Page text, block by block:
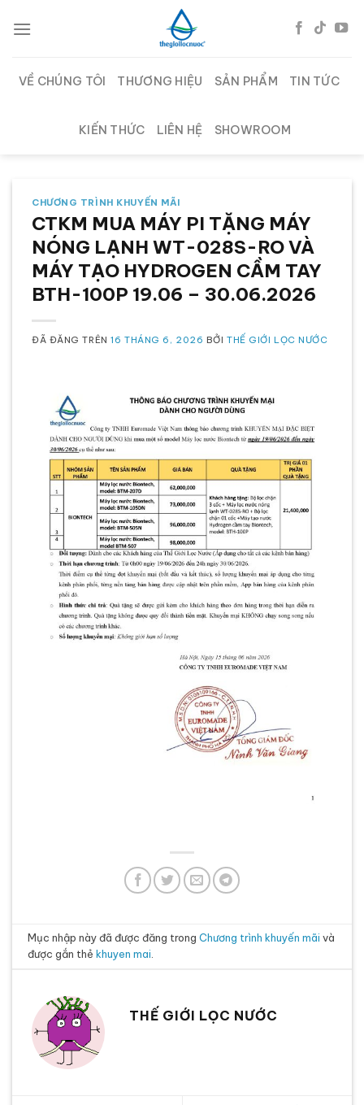
đến
dung
VỀ CHÚNG TÔI THƯƠNG HIỆU SẢN PHẨM TIN TỨC
KIẾN THỨC LIÊN HỆ SHOWROOM
CHƯƠNG TRÌNH KHUYẾN MÃI
CTKM MUA MÁY PI TẶNG MÁY
NÓNG LẠNH WT-028S-RO VÀ
MÁY TẠO HYDROGEN CẦM TAY
BTH-100P 19.06 – 30.06.2026
ĐÃ ĐĂNG TRÊN16 THÁNG 6, 2026 BỞITHẾ GIỚI LỌC NƯỚC
Mục nhập này đã được đăng trongChương trình khuyến mãi và
được gắn thẻkhuyen mai
THẾ GIỚI LỌC NƯỚC